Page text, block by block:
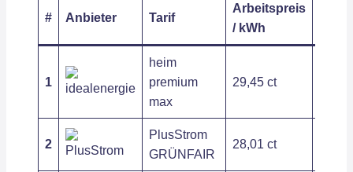
# Anbieter Tarif
Arbeitspreis
/ kWh
1
heim
premium
max
29,45 ct
2
PlusStrom
GRÜNFAIR
28,01 ct